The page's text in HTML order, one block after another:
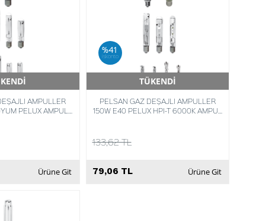
Teslimat
AMPULLER
PELUX AMPUL
Ürüne Git
TÜKENDİ
Hızlı Teslimat
PELSAN GAZ DEŞAJLI AMPULLER
150W E40 PELUX HPI-T 6000K AMPUL
133,62 TL
%41
iskonto
79,06 TL Ürüne Git